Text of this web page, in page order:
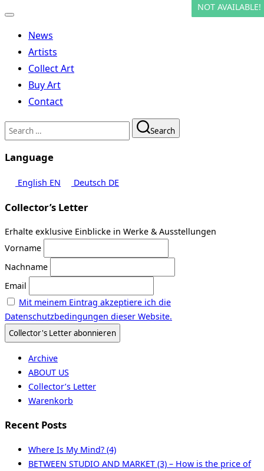
Toggle
navigationNews
Artists
Collect Art
Buy Art
Contact
Search
for:
Search
Language
English EN Deutsch DE
Collector’s Letter
Erhalte exklusive Einblicke in Werke & Ausstellungen
Vorname
Nachname
Email
Mit meinem Eintrag akzeptiere ich die
Datenschutzbedingungen dieser Website.
Archive
ABOUT US
Collector’s Letter
Warenkorb
Recent Posts
Where Is My Mind? (4)
BETWEEN STUDIO AND MARKET (3) – How is the price of
NOT AVAILABLE!
NOT AVAILABLE!